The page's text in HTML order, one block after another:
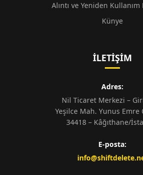
Alıntı ve Yeniden Kullanım
Künye
İLETIŞIM
Adres:
Nil Ticaret Merkezi –
Yeşilce Mah. Yunus Emre
34418 – Kâğıthane/
E-posta: